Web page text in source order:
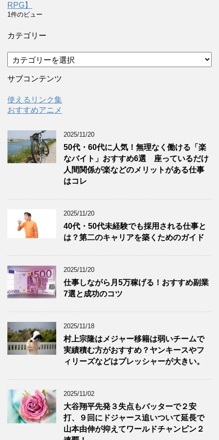
RPG】
1件のビュー
カテゴリー
テ
ゴ
ー
サブコンテンツ
使えるリンク集
おすすめアニメ
2025/11/20
50代・60代に人気！無理なく働ける「楽
なバイト」おすすめ6選 座っているだけ
人間関係が楽などのメリットがある仕事
はコレ
2025/11/20
40代・50代未経験でも採用される仕事と
は？第二のキャリアを築くためのガイド
2025/11/20
仕事しながら月5万稼げる！おすすめ副業
7選と成功のコツ
2025/11/18
村上宗隆はメジャー移籍は弱いチームで
実績積む方がおすすめ？ヤンキースやフ
ィリーズなどはプレッシャーが大きい。
2025/11/02
大谷翔平先発３失点もバッターで２安
打、９回にドジャース追いついて延長で
山本由伸が抑えてワールドチャンピン２